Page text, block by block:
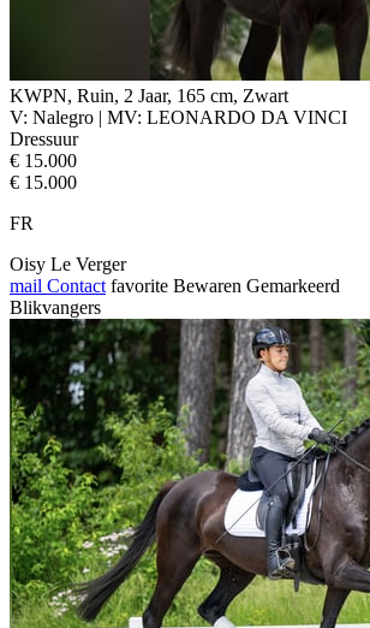
KWPN, Ruin, 2 Jaar, 165 cm, Zwart
V: Nalegro | MV: LEONARDO DA VINCI
Dressuur
€ 15.000
€ 15.000
FR
Oisy Le Verger
mail Contact favorite Bewaren Gemarkeerd
Blikvangers